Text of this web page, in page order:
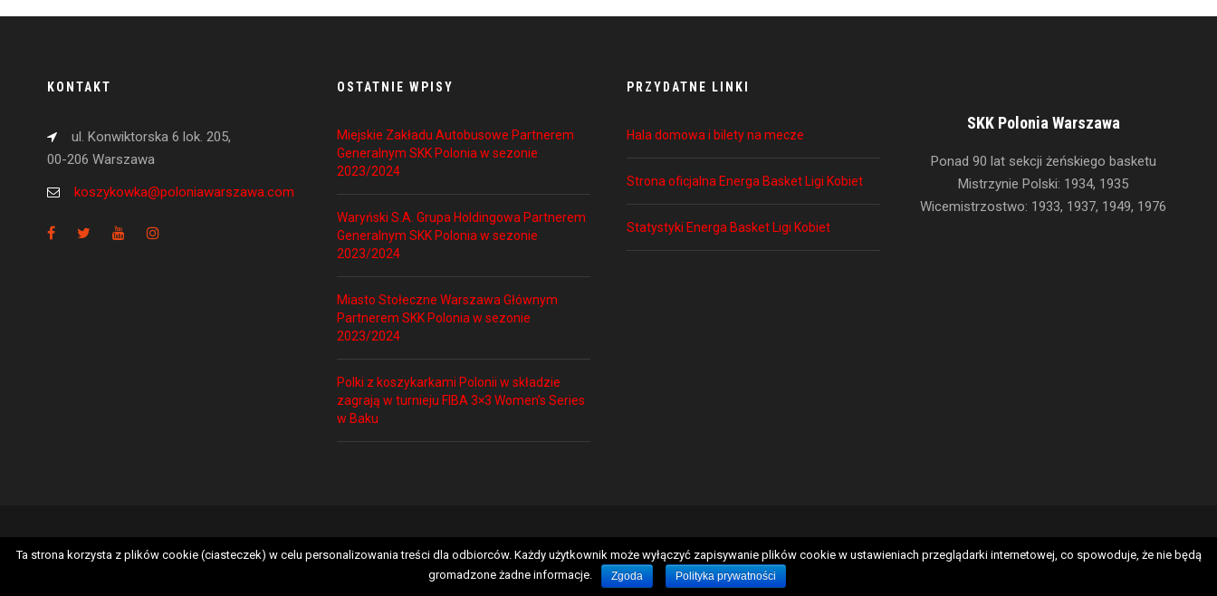
KONTAKT
ul. Konwiktorska 6 lok. 205,
00-206 Warszawa
koszykowka@poloniawarszawa.com
OSTATNIE WPISY
Miejskie Zakładu Autobusowe Partnerem
Generalnym SKK Polonia w sezonie
2023/2024
Waryński S.A. Grupa Holdingowa Partnerem
Generalnym SKK Polonia w sezonie
2023/2024
Miasto Stołeczne Warszawa Głównym
Partnerem SKK Polonia w sezonie
2023/2024
Polki z koszykarkami Polonii w składzie
zagrają w turnieju FIBA 3×3 Women’s Series
w Baku
PRZYDATNE LINKI
Hala domowa i bilety na mecze
Strona oficjalna Energa Basket Ligi Kobiet
Statystyki Energa Basket Ligi Kobiet
SKK Polonia Warszawa
Ponad 90 lat sekcji żeńskiego basketu
Mistrzynie Polski: 1934, 1935
Wicemistrzostwo: 1933, 1937, 1949, 1976
Strona główna Klub Aktualności Polityka prywatności Kontakt Copyright 2022 SKK Polonia Warszawa Sp. z o.o., All Right Reserved
Ta strona korzysta z plików cookie (ciasteczek) w celu personalizowania treści dla odbiorców. Każdy użytkownik może wyłączyć zapisywanie plików cookie w ustawieniach przeglądarki internetowej, co spowoduje, że nie będą
gromadzone żadne informacje.
Zgoda Polityka prywatności